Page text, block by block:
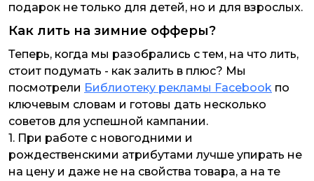
подарок не только для детей, но и для взрослых.
Как лить на зимние офферы?
Теперь, когда мы разобрались с тем, на что лить,
стоит подумать - как залить в плюс? Мы
посмотрели Библиотеку рекламы Facebook по
ключевым словам и готовы дать несколько
советов для успешной кампании.
1. При работе с новогодними и
рождественскими атрибутами лучше упирать не
на цену и даже не на свойства товара, а на те